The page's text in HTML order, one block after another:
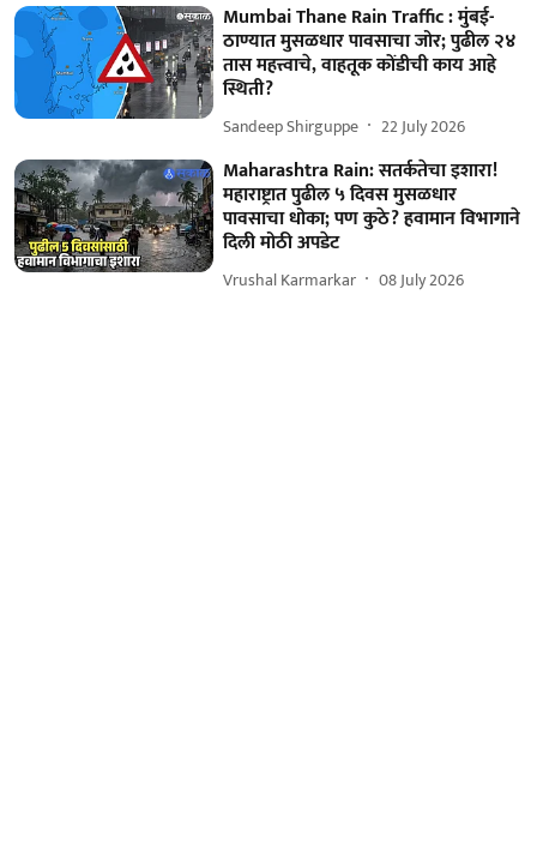
Mumbai Thane Rain Traffic : मुंबई-
ठाण्यात मुसळधार पावसाचा जोर; पुढील २४
तास महत्त्वाचे, वाहतूक कोंडीची काय आहे
स्थिती?
Sandeep Shirguppe 22 July 2026
Maharashtra Rain: सतर्कतेचा इशारा!
महाराष्ट्रात पुढील ५ दिवस मुसळधार
पावसाचा धोका; पण कुठे? हवामान विभागाने
दिली मोठी अपडेट
Vrushal Karmarkar 08 July 2026